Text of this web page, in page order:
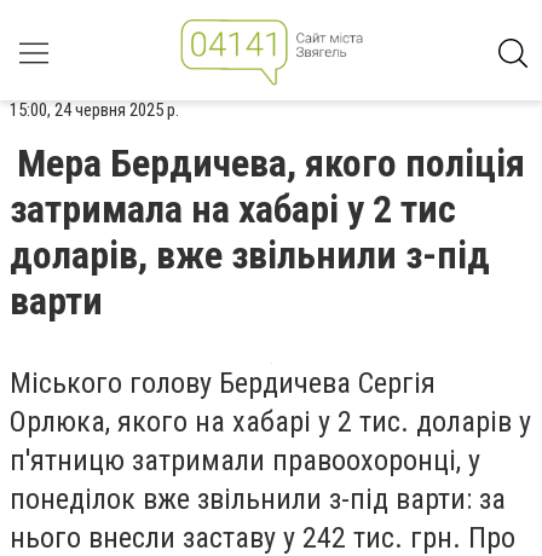
15:00, 24 червня 2025 р.
Мера Бердичева, якого поліція
затримала на хабарі у 2 тис
доларів, вже звільнили з-під
варти
Міського голову Бердичева Сергія
Орлюка, якого на хабарі у 2 тис. доларів у
п'ятницю затримали правоохоронці, у
понеділок вже звільнили з-під варти: за
нього внесли заставу у 242 тис. грн. Про